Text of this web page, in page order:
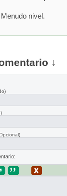
Menudo nivel.
↓